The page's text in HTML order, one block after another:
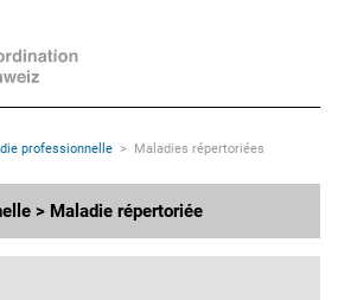
professionnelle Maladies répertoriées
> Maladie répertoriée